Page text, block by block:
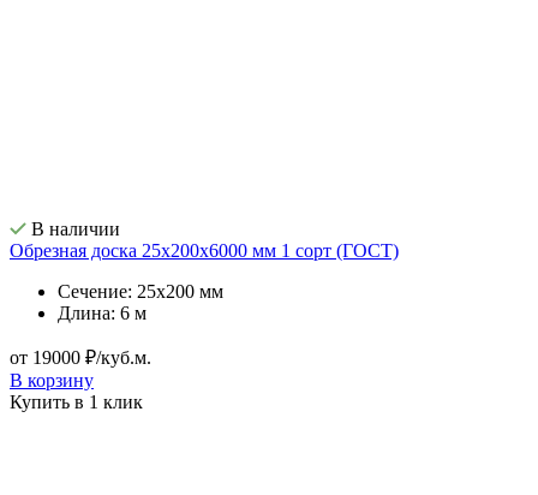
В наличии
Обрезная доска 25х200х6000 мм 1 сорт (ГОСТ)
Сечение: 25х200 мм
Длина: 6 м
от 19000 ₽/куб.м.
В корзину
Купить в 1 клик